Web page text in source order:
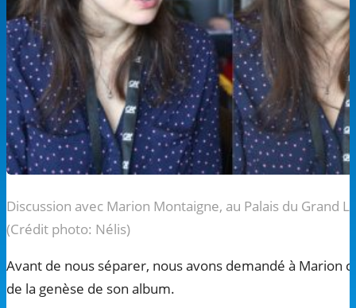
Discussion avec Marion Montaigne, au Palais du Grand
(Crédit photo: Nélis)
Avant de nous séparer, nous avons demandé à Marion
de la genèse de son album.